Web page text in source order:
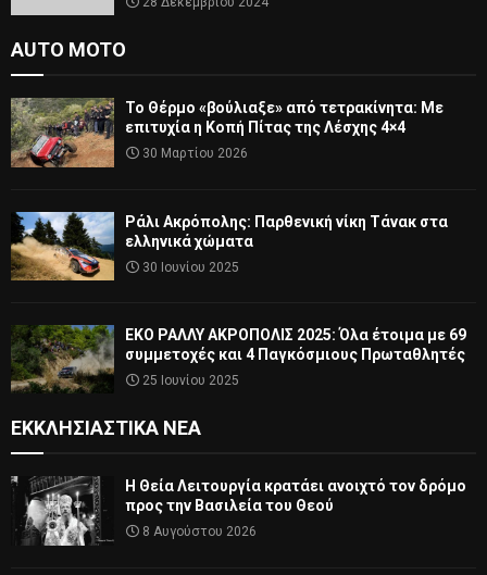
AUTO MOTO
Το Θέρμο «βούλιαξε» από τετρακίνητα: Με
επιτυχία η Κοπή Πίτας της Λέσχης 4×4
30 Μαρτίου 2026
Ράλι Ακρόπολης: Παρθενική νίκη Τάνακ στα
ελληνικά χώματα
30 Ιουνίου 2025
ΕΚΟ ΡΑΛΛΥ ΑΚΡΟΠΟΛΙΣ 2025: Όλα έτοιμα με 69
συμμετοχές και 4 Παγκόσμιους Πρωταθλητές
25 Ιουνίου 2025
ΕΚΚΛΗΣΙΑΣΤΙΚΆ ΝΈΑ
Η Θεία Λειτουργία κρατάει ανοιχτό τον δρόμο
προς την Βασιλεία του Θεού
8 Αυγούστου 2026